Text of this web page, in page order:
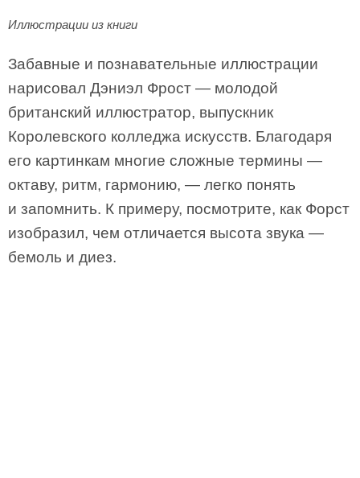
Иллюстрации из книги
Забавные и познавательные иллюстрации
нарисовал Дэниэл Фрост — молодой
британский иллюстратор, выпускник
Королевского колледжа искусств. Благодаря
его картинкам многие сложные термины —
октаву, ритм, гармонию, — легко понять
и запомнить. К примеру, посмотрите, как Форст
изобразил, чем отличается высота звука —
бемоль и диез.